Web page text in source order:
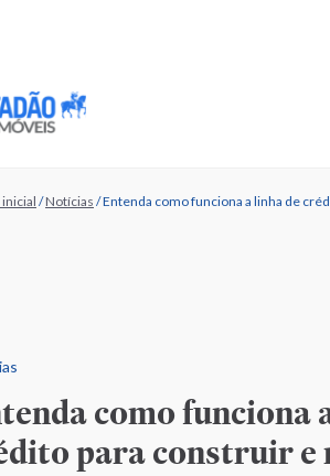
inicial /Notícias /Entenda como funciona a linha de
como funciona
para construir